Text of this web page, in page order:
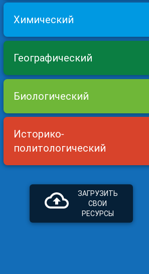
Химический
Географический
Биологический
Историко-
политологический
ЗАГРУЗИТЬ
СВОИ
РЕСУРСЫ